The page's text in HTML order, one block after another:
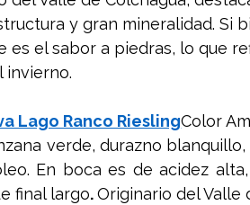
y gran mineralidad. Si
es el sabor a piedras, lo que
invierno.
Lago Ranco RieslingColor
verde, durazno
En boca es de acidez
final largo. Originario del Valle